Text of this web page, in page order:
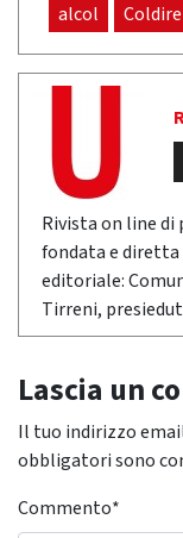
alcol
Rivista on line
fondata e
editoriale:
Tirreni,
Lascia un
Il tuo indirizzo
obbligatori sono
Commento*